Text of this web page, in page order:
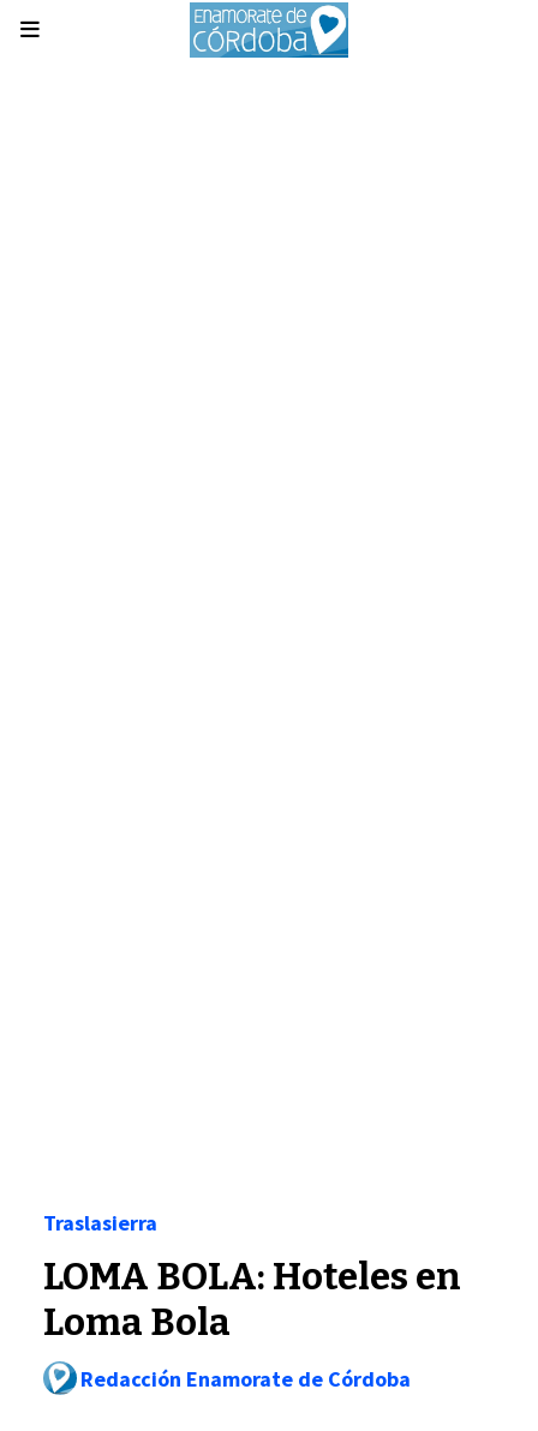
LOMA BOLA: Hoteles en
Loma Bola
Traslasierra
Redacción Enamorate de Córdoba